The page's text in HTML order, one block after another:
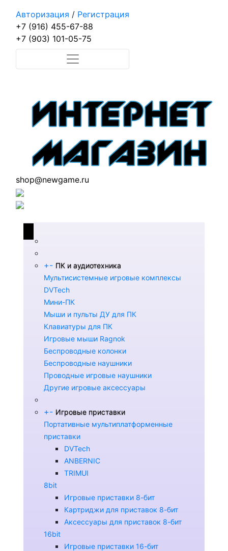
Авторизация / Регистрация
+7 (916) 455-67-88
+7 (903) 101-05-75
shop@newgame.ru
+- ПК и аудиотехника
Мультисистемные игровые комплексы
DVTech
Мини-ПК
Мыши и пульты ДУ для ПК
Клавиатуры для ПК
Игровые мыши Ragnok
Беспроводные колонки
Беспроводные наушники
Проводные игровые наушники
Другие игровые аксессуары
+- Игровые приставки
Портативные мультиплатформенные
приставки
DVTech
ANBERNIC
TRIMUI
8bit
Игровые приставки 8-бит
Картриджи для приставок 8-бит
Аксессуары для приставок 8-бит
16bit
Игровые приставки 16-бит